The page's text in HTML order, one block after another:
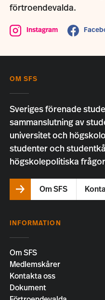
förtroendevalda.
Instagram
OM SFS
Sveriges förenade
sammanslutning av
universitet och
studenter och
högskolepolitiska
Om SFS
INFORMATION
Om SFS
Medlemskårer
Kontakta oss
Dokument